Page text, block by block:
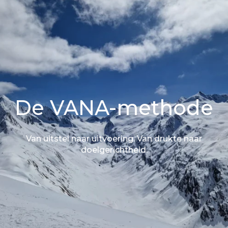
De VANA-methode
Van uitstel naar uitvoering. Van drukte naar
doelgerichtheid.